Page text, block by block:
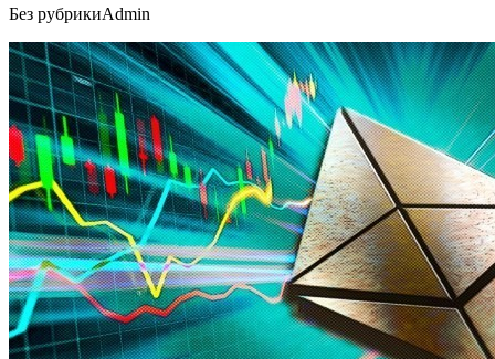
Без рубрикиAdmin